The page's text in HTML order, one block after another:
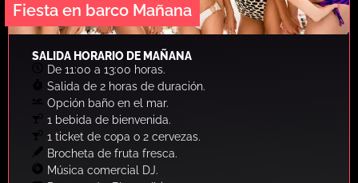
Fiesta en barco Mañana
SALIDA HORARIO DE MAÑANA
De 11:00 a 13:00 horas.
Salida de 2 horas de duración.
Opción baño en el mar.
1 bebida de bienvenida.
1 ticket de copa o 2 cervezas.
Brocheta de fruta fresca.
Música comercial DJ.